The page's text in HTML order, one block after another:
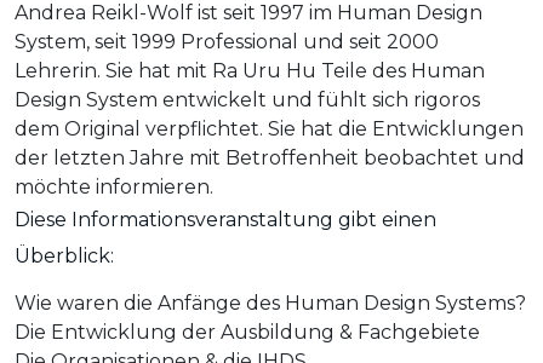
Andrea Reikl-Wolf ist seit 1997 im Human Design
System, seit 1999 Professional und seit 2000
Lehrerin. Sie hat mit Ra Uru Hu Teile des Human
Design System entwickelt und fühlt sich rigoros
dem Original verpflichtet. Sie hat die Entwicklungen
der letzten Jahre mit Betroffenheit beobachtet und
möchte informieren.
Diese Informationsveranstaltung gibt einen
Überblick:
Wie waren die Anfänge des Human Design Systems?
Die Entwicklung der Ausbildung & Fachgebiete